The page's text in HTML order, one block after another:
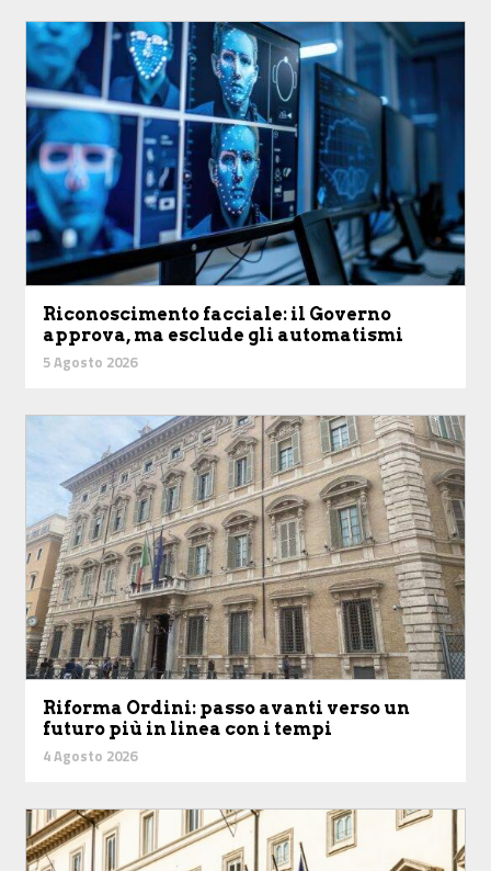
Riconoscimento facciale: il Governo
approva, ma esclude gli automatismi
5 Agosto 2026
Riforma Ordini: passo avanti verso un
futuro più in linea con i tempi
4 Agosto 2026